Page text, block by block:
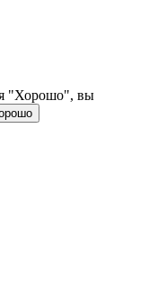
"Хорошо", вы